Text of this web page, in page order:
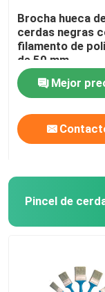
Contacto
noticias
Todos los
Cepillo de
Cepillo de
Pincel de
Brocha hueca
cerdas negras
filamento de
de 50 mm
Mejor
Pincel de